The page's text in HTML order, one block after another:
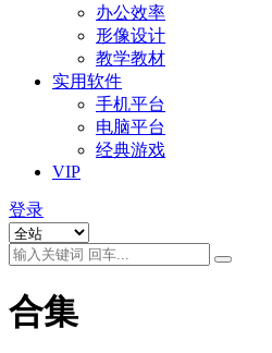
办公效率
形像设计
教学教材
实用软件
手机平台
电脑平台
经典游戏
VIP
登录
合集